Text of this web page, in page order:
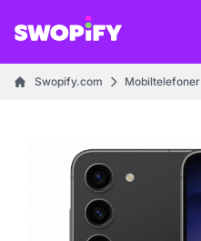
Swopify.com Mobiltelefoner